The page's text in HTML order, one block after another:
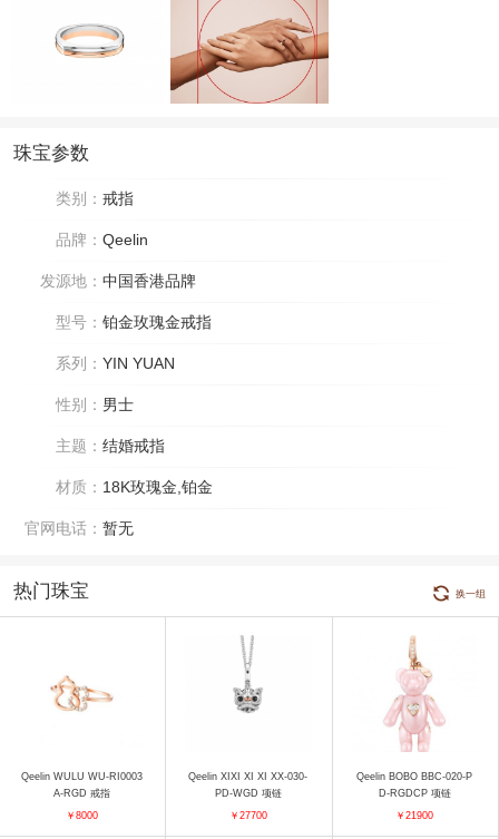
珠宝参数
类别： 戒指
品牌： Qeelin
发源地： 中国香港品牌
型号： 铂金玫瑰金戒指
系列： YIN YUAN
性别： 男士
主题： 结婚戒指
材质： 18K玫瑰金,铂金
官网电话： 暂无
热门珠宝 换一组
Qeelin WULU WU-RI0003
A-RGD 戒指
￥8000
Qeelin XIXI XI XI XX-030-
PD-WGD 项链
￥27700
Qeelin BOBO BBC-020-P
D-RGDCP 项链
￥21900